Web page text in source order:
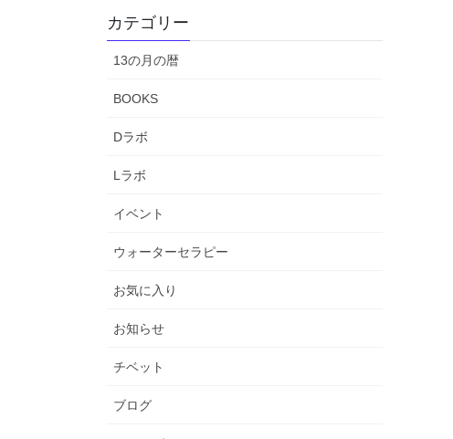
カテゴリー
13の月の暦
BOOKS
Dラボ
Lラボ
イベント
ウォーターセラピー
お気に入り
お知らせ
チベット
ブログ